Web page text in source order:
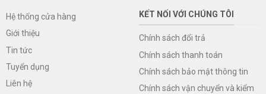
Hệ thống cửa hàng
Giới thiệu
Tin tức
Tuyển dụng
Liên hệ
KẾT NỐI VỚI CHÚNG TÔI
Chính sách đổi trả
Chính sách thanh toán
Chính sách bảo mật thông tin
Chính sách vận chuyển và kiểm